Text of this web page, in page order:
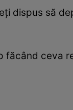
dispus să
făcând ceva